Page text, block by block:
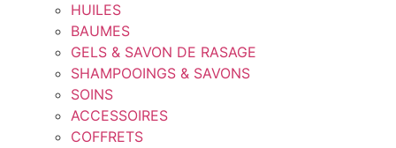
HUILES
BAUMES
GELS & SAVON DE RASAGE
SHAMPOOINGS & SAVONS
SOINS
ACCESSOIRES
COFFRETS